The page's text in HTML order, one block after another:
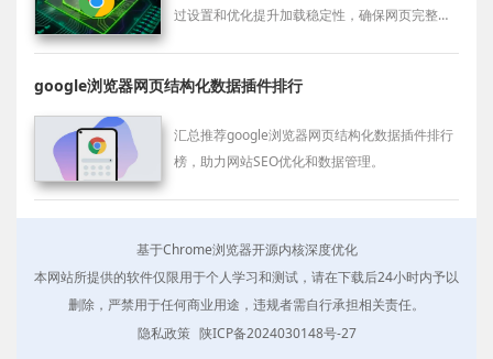
过设置和优化提升加载稳定性，确保网页完整显
google浏览器网页结构化数据插件排行
汇总推荐google浏览器网页结构化数据插件排行
榜，助力网站SEO优化和数据管理。
基于Chrome浏览器开源内核深度优化
本网站所提供的软件仅限用于个人学习和测试，请在下载后24小时内予以
删除，严禁用于任何商业用途，违规者需自行承担相关责任。
隐私政策 陕ICP备2024030148号-27